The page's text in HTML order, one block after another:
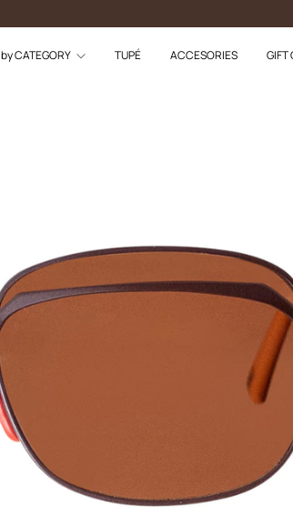
by CATEGORY TUPÉ ACCESORIES GIFT